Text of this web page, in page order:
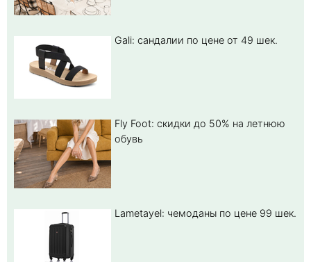
Gali: сандалии по цене от 49 шек.
Fly Foot: скидки до 50% на летнюю
обувь
Lametayel: чемоданы по цене 99 шек.